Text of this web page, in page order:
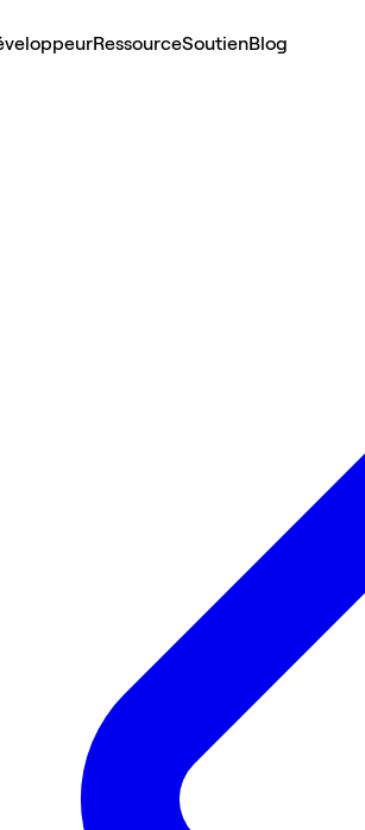
RessourceSoutienBlog